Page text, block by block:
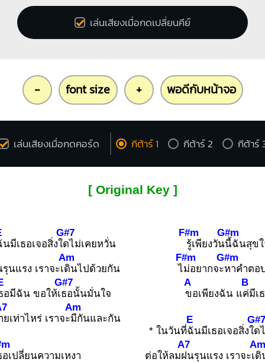
เล่นเสียงเมื่อกดเปลี่ยนคีย์
- font size + พอดีกับหน้าจอ
เล่นเสียงเมื่อกดคอร์ด กีต้าร์ 1 กีต้าร์ 2 กีต้าร์
[ Original Key ]
นมีเธอเจอสิ่งใ
G#7
ดไม่เคยหวั่น
นแรง เราจะเ
Am
ดินไปด้วยกัน
อมีฉัน ขอให้เ
G#7
ธอนั้นมั่นใจ
ยเท่าไหร่ เราจะ
Am
มีกันและกัน
อเปลี่ยนความเหงา
F#m
รู้เพียงวัน
G#m
นี้ฉันสุข
ไ
F#m
ม่อยากจะ
G#m
หาคำตอ
A
ขอเพียงฉัน แ
B
ค่มีเ
* ในวันที่
E
ฉันมีเธอเจอสิ่งใ
G#7
ด
ต่อให้ลม
A7
ฝนรุนแรง เราจะเ
Am
ดิ